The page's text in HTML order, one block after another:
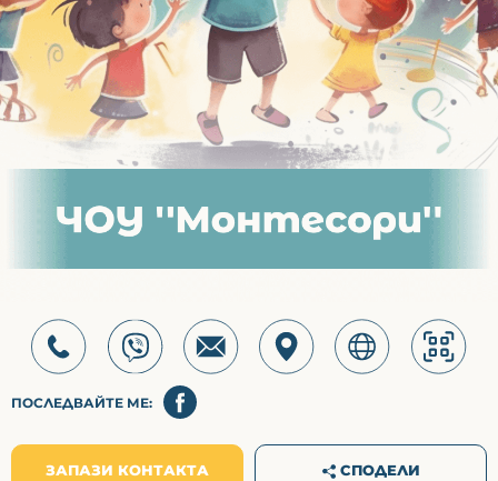
ПОСЛЕДВАЙТЕ МЕ:
ЗАПАЗИ КОНТАКТА СПОДЕЛИ